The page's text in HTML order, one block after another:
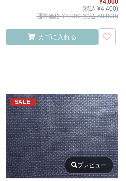
¥4,000
(税込 ¥4,400)
通常価格 ¥8,000 (税込 ¥8,800)
カゴに入れる
SALE
プレビュー